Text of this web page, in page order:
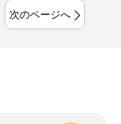
次のページへ